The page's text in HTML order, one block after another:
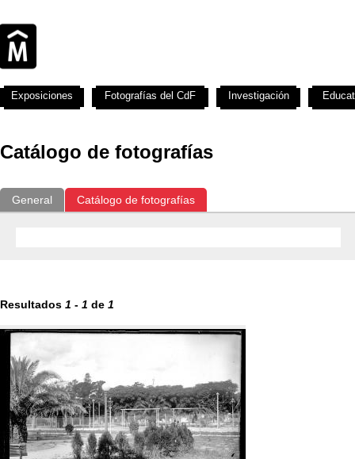
Catálogo de fotografías
General Catálogo de fotografías
Resultados 1 - 1 de 1
Exposiciones Fotografías del CdF Investigación